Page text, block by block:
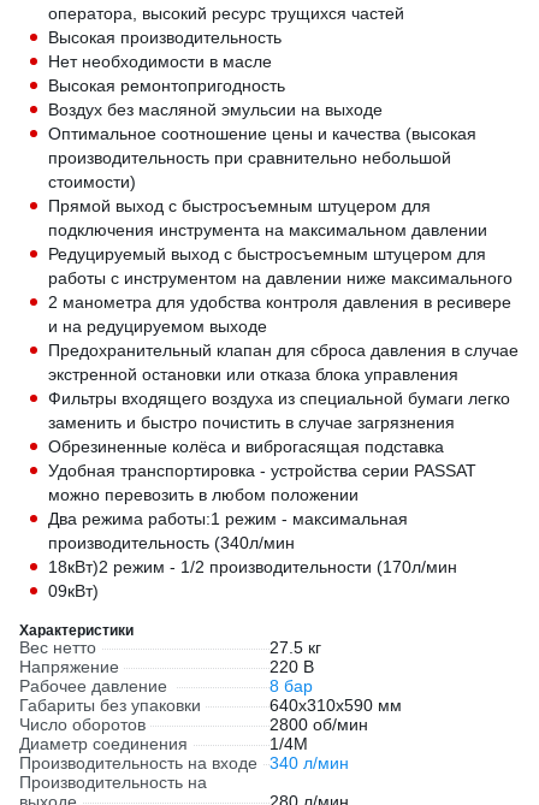
оператора, высокий ресурс трущихся частей
Высокая производительность
Нет необходимости в масле
Высокая ремонтопригодность
Воздух без масляной эмульсии на выходе
Оптимальное соотношение цены и качества (высокая
производительность при сравнительно небольшой
стоимости)
Прямой выход с быстросъемным штуцером для
подключения инструмента на максимальном давлении
Редуцируемый выход с быстросъемным штуцером для
работы с инструментом на давлении ниже максимального
2 манометра для удобства контроля давления в ресивере
и на редуцируемом выходе
Предохранительный клапан для сброса давления в случае
экстренной остановки или отказа блока управления
Фильтры входящего воздуха из специальной бумаги легко
заменить и быстро почистить в случае загрязнения
Обрезиненные колёса и виброгасящая подставка
Удобная транспортировка - устройства серии PASSAT
можно перевозить в любом положении
Два режима работы:1 режим - максимальная
производительность (340л/мин
18кВт)2 режим - 1/2 производительности (170л/мин
09кВт)
Характеристики
Вес нетто
27.5 кг
Напряжение
220 В
Рабочее давление
8 бар
Габариты без упаковки
640х310х590 мм
Число оборотов
2800 об/мин
Диаметр соединения
1/4М
Производительность на входе
340 л/мин
Производительность на